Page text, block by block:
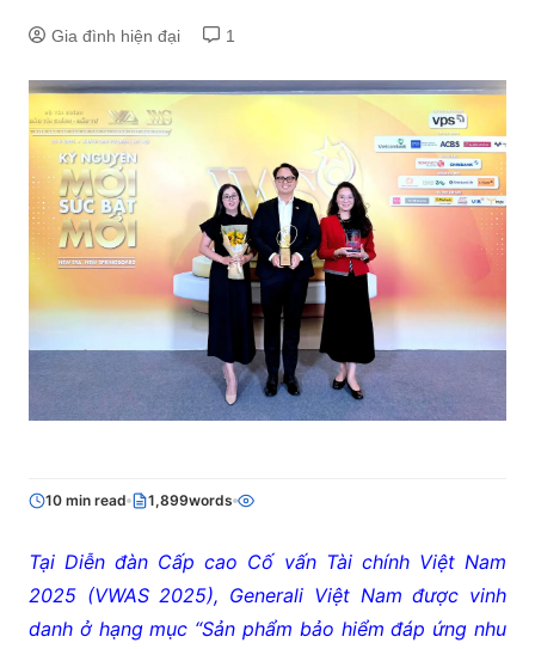
Gia đình hiện đại 1
10 min read 1,899words
Tại Diễn đàn Cấp cao Cố vấn Tài chính Việt Nam
2025 (VWAS 2025), Generali Việt Nam được vinh
danh ở hạng mục “Sản phẩm bảo hiểm đáp ứng nhu